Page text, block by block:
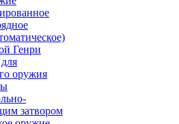
Генри
оружия
затвором